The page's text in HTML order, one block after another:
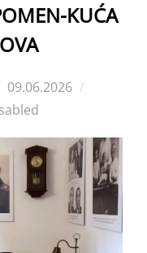
KUĆA
Posted
on
09.06.2026